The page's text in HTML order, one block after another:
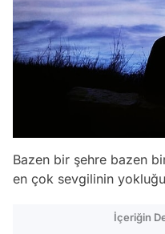
Bazen bir şehre bazen
en çok sevgilinin
İçeriğin